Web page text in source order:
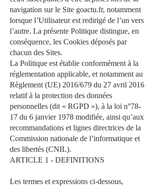
navigation sur le Site goactu.fr, notamment
lorsque l’Utilisateur est redirigé de l’un vers
l’autre. La présente Politique distingue, en
conséquence, les Cookies déposés par
chacun des Sites.
La Politique est établie conformément à la
réglementation applicable, et notamment au
Règlement (UE) 2016/679 du 27 avril 2016
relatif à la protection des données
personnelles (dit « RGPD »), à la loi n°78-
17 du 6 janvier 1978 modifiée, ainsi qu’aux
recommandations et lignes directrices de la
Commission nationale de l’informatique et
des libertés (CNIL).
ARTICLE 1 - DEFINITIONS
Les termes et expressions ci-dessous,